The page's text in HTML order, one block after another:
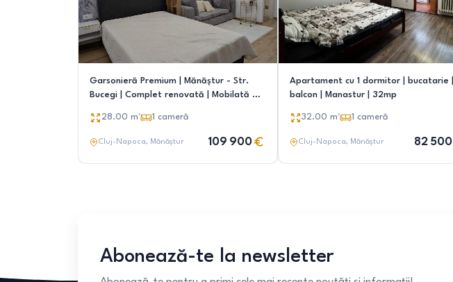
Garsonieră Premium | Mănăștur - Str.
Bucegi | Complet renovată | Mobilată &
28.00 m² 1 cameră
Cluj-Napoca, Mănăștur 109 900
Apartament cu 1 dormitor | bucatarie |
balcon | Manastur | 32mp
32.00 m² 1 cameră
Cluj-Napoca, Mănăștur 82 500
Abonează-te la newsletter